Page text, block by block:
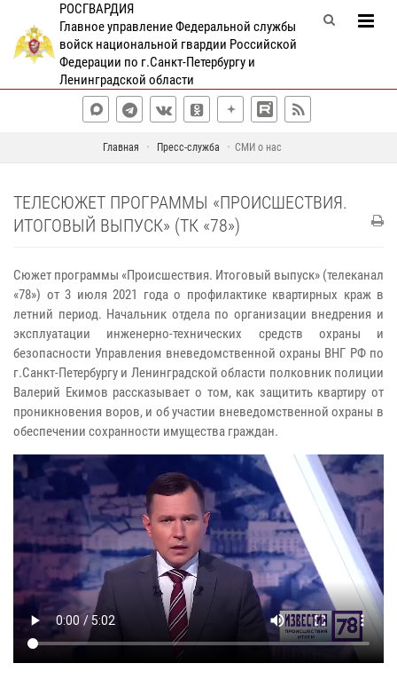
РОСГВАРДИЯ
Главное управление Федеральной службы
войск национальной гвардии Российской
Федерации по г.Санкт-Петербургу и
Ленинградской области
Главная Пресс-служба СМИ о нас
ТЕЛЕСЮЖЕТ ПРОГРАММЫ «ПРОИСШЕСТВИЯ.
ИТОГОВЫЙ ВЫПУСК» (ТК «78»)
Сюжет программы «Происшествия. Итоговый выпуск» (телеканал
«78») от 3 июля 2021 года о профилактике квартирных краж в
летний период. Начальник отдела по организации внедрения и
эксплуатации инженерно-технических средств охраны и
безопасности Управления вневедомственной охраны ВНГ РФ по
г.Санкт-Петербургу и Ленинградской области полковник полиции
Валерий Екимов рассказывает о том, как защитить квартиру от
проникновения воров, и об участии вневедомственной охраны в
обеспечении сохранности имущества граждан.